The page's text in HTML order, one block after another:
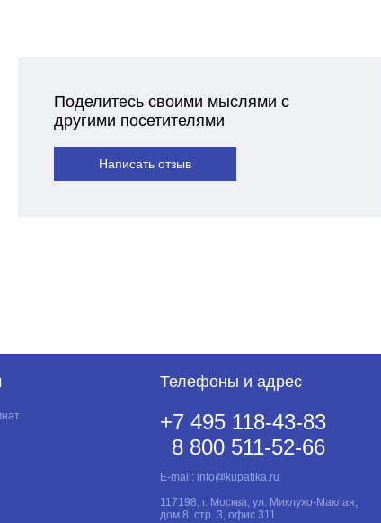
Поделитесь своими мыслями с
другими посетителями
Написать отзыв
Телефоны и адрес
+7 495 118-43-83
8 800 511-52-66
E-mail: info@kupatika.ru
117198, г. Москва, ул. Миклухо-Маклая,
дом 8, стр. 3, офис 311